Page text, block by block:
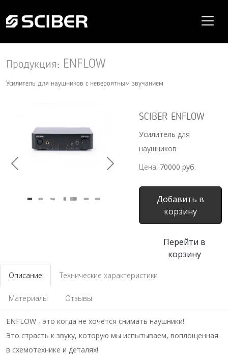
Продукция: ENFLOW
Усилитель для наушников с невероятным звучанием
Previous Next
SCIBER ENFLOW
Усилитель для
наушников
Цена: 70000 руб.
Добавить в
корзину
Перейти в
корзину
Описание Технические характеристики
Материалы Отзывы
ENFLOW - это когда не хочется снимать наушники!
Это страсть к звуку, которую мы испытываем, воплощенная
в схемотехнике и деталях!